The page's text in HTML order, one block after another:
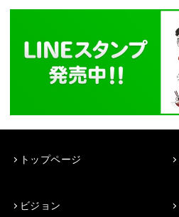
トップページ
ビジョン